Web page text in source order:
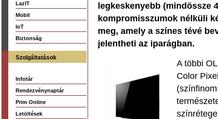
LazIT
Mobil
IoT
Biztonság
Szolgáltatások
Infotár
Rendezvénynaptár
Prim Online
Letöltések
legkeskenyebb (mindössze
kompromisszumok nélküli
meg, amely a színes tévé
jelentheti az iparágban.
A többi
Color